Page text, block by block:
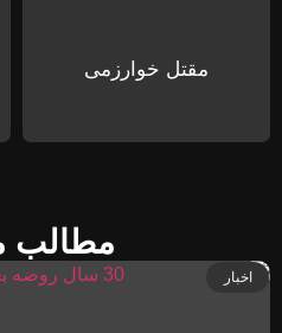
مقتل خوارزمی
مطالب
اخبار